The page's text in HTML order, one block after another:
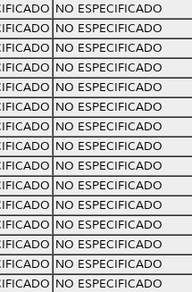
NO ESPECIFICADO
NO ESPECIFICADO
NO ESPECIFICADO
NO ESPECIFICADO
NO ESPECIFICADO
NO ESPECIFICADO
NO ESPECIFICADO
NO ESPECIFICADO
NO ESPECIFICADO
NO ESPECIFICADO
NO ESPECIFICADO
NO ESPECIFICADO
NO ESPECIFICADO
NO ESPECIFICADO
NO ESPECIFICADO